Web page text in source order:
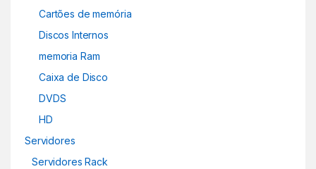
Cartões de memória
Discos Internos
memoria Ram
Caixa de Disco
DVDS
HD
Servidores
Servidores Rack